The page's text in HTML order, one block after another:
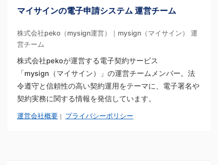
マイサインの電子申請システム 運営チーム
株式会社peko（mysign運営）｜mysign（マイサイン） 運
営チーム
株式会社pekoが運営する電子契約サービス
「mysign（マイサイン）」の運営チームメンバー。法
令遵守と信頼性の高い契約運用をテーマに、電子署名や
契約実務に関する情報を発信しています。
運営会社概要 ｜ プライバシーポリシー